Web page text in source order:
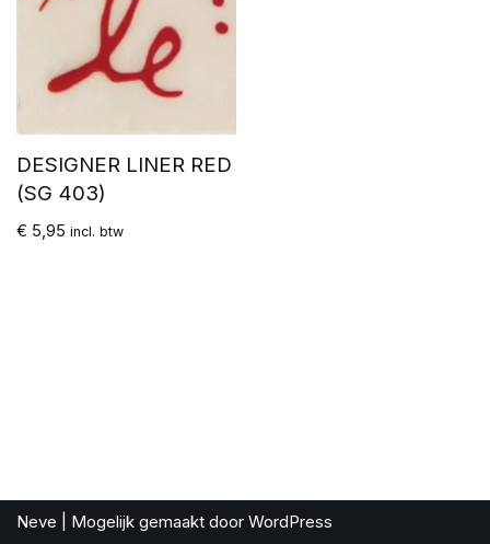
DESIGNER LINER RED
(SG 403)
€ 5,95 incl. btw
Neve | Mogelijk gemaakt door WordPress